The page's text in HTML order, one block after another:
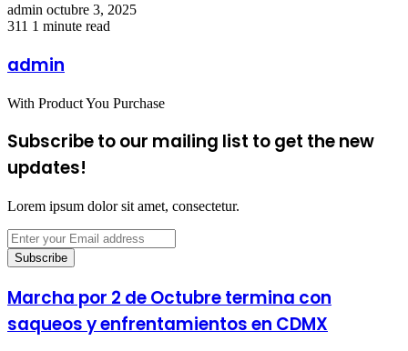
admin Send
an
octubre 3, 2025
311 1 minute read
admin
With Product You Purchase
Subscribe to our mailing list to get the new
updates!
Lorem ipsum dolor sit amet, consectetur.
Enter
your
Email
Marcha por 2 de Octubre termina con
saqueos y enfrentamientos en CDMX